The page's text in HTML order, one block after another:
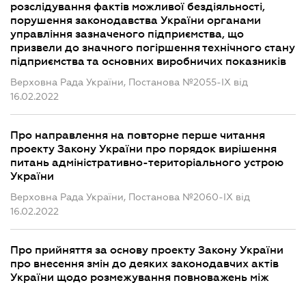
розслідування фактів можливої бездіяльності,
порушення законодавства України органами
управління зазначеного підприємства, що
призвели до значного погіршення технічного стану
підприємства та основних виробничих показників
Верховна Рада України, Постанова №2055-IX від
16.02.2022
Про направлення на повторне перше читання
проекту Закону України про порядок вирішення
питань адміністративно-територіального устрою
України
Верховна Рада України, Постанова №2060-IX від
16.02.2022
Про прийняття за основу проекту Закону України
про внесення змін до деяких законодавчих актів
України щодо розмежування повноважень між